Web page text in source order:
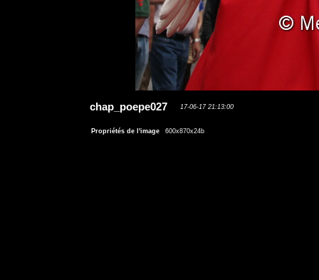
chap_poepe027 17-06-17 21:13:00
Propriétés de l'image 600x870x24b